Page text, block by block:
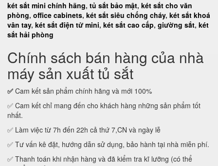
két sắt mini chính hãng, tủ sắt bảo mật, két sắt cho văn
phòng, office cabinets, két sắt siêu chống cháy, két sắt khoá
vân tay, két sắt điện tử mini, két sắt cao cấp, giường sắt, két
sắt hải phòng
Chính sách bán hàng của nhà
máy sản xuất tủ sắt
✅ Cam kết sản phẩm chính hãng và mới 100%
✅ Cam kết chỉ mang đến cho khách hàng những sản phẩm tốt
nhất.
✅ Làm việc từ 7h đến 22h cả thứ 7,CN và ngày lễ
✅ Tư vấn kê đặt, hướng dẫn sử dụng, bảo hành tại nhà miễn phí.
✅ Thanh toán khi nhận hàng và đã kiểm tra kĩ lưỡng (có thể